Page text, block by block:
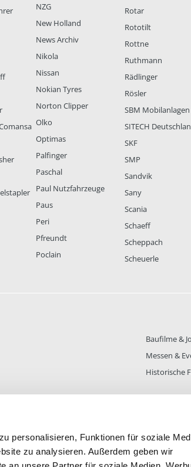
personalisieren, Funktionen für soziale
zu analysieren. Außerdem geben wir
NZG
New Holland
News Archiv
Nikola
Nissan
Nokian Tyres
Norton Clipper
Olko
Optimas
Palfinger
Paschal
Paul Nutzfahrzeuge
Paus
Peri
Pfreundt
Poclain
Rotar
Rototilt
Rottne
Ruthmann
Rädlinger
Rösler
SBM Mobilanlagen
SITECH
SKF
SMP
Sandvik
Sany
Scania
Schaeff
Scheppach
Scheuerle
Baufilme &
Messen &
Historische
FOREN STATISTIK ALLE THEMEN